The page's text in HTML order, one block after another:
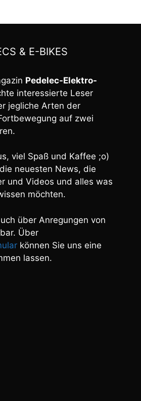
& E-BIKES
Pedelec-Elektro-
interessierte Leser
jegliche Arten der
auf zwei
viel Spaß und Kaffee ;o)
neuesten News, die
und Videos und alles was
möchten.
über Anregungen von
Über
können Sie uns eine
lassen.